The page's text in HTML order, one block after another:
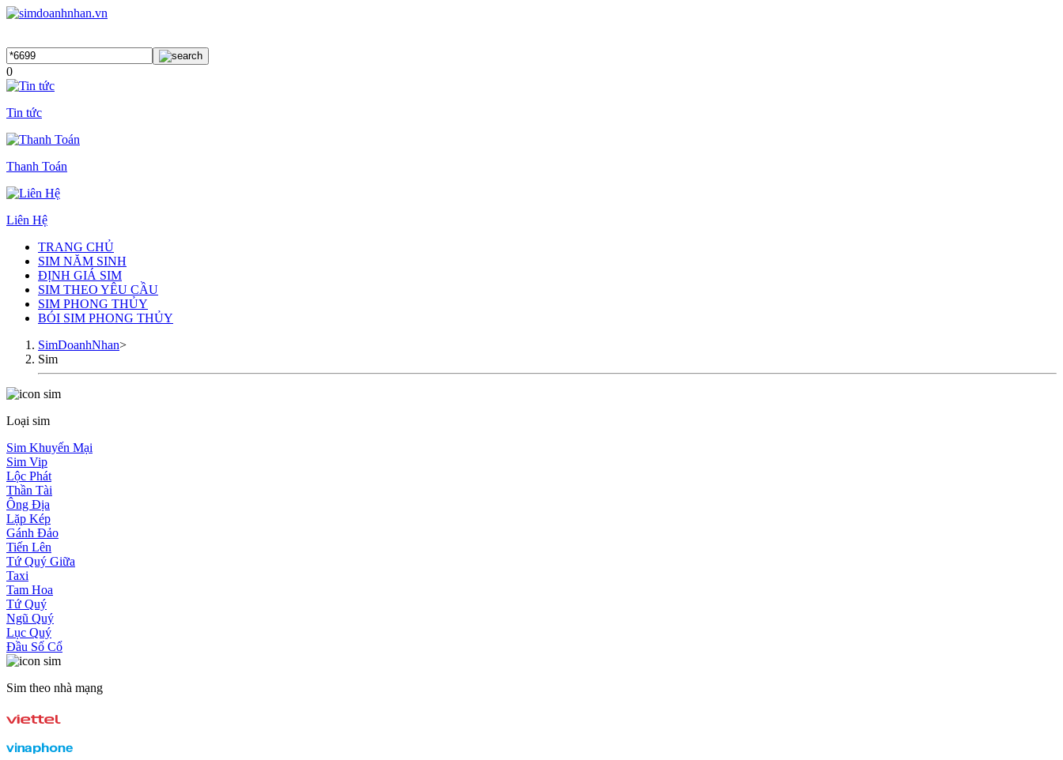
0
Tin tức
Thanh Toán
Liên Hệ
TRANG CHỦ
SIM NĂM SINH
ĐỊNH GIÁ SIM
SIM THEO YÊU CẦU
SIM PHONG THỦY
BÓI SIM PHONG THỦY
SimDoanhNhan>
Sim
Loại sim
Sim Khuyến Mại
Sim Vip
Lộc Phát
Thần Tài
Ông Địa
Lặp Kép
Gánh Đảo
Tiến Lên
Tứ Quý Giữa
Taxi
Tam Hoa
Tứ Quý
Ngũ Quý
Lục Quý
Đầu Số Cổ
Sim theo nhà mạng